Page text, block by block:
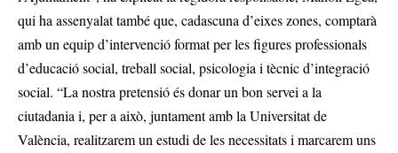
qui ha assenyalat també que, cadascuna d’eixes zones, comptarà
amb un equip d’intervenció format per les figures professionals
d’educació social, treball social, psicologia i tècnic d’integració
social. “La nostra pretensió és donar un bon servei a la
ciutadania i, per a això, juntament amb la Universitat de
València, realitzarem un estudi de les necessitats i marcarem uns